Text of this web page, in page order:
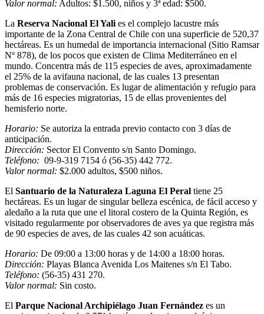
Valor normal: Adultos: $1.500, niños y 3ª edad: $500.
La Reserva Nacional El Yali es el complejo lacustre más
importante de la Zona Central de Chile con una superficie de 520,37
hectáreas. Es un humedal de importancia internacional (Sitio Ramsar
Nº 878), de los pocos que existen de Clima Mediterráneo en el
mundo. Concentra más de 115 especies de aves, aproximadamente
el 25% de la avifauna nacional, de las cuales 13 presentan
problemas de conservación. Es lugar de alimentación y refugio para
más de 16 especies migratorias, 15 de ellas provenientes del
hemisferio norte.
Horario: Se autoriza la entrada previo contacto con 3 días de
anticipación.
Dirección: Sector El Convento s/n Santo Domingo.
Teléfono: 09-9-319 7154 ó (56-35) 442 772.
Valor normal: $2.000 adultos, $500 niños.
El Santuario de la Naturaleza Laguna El Peral tiene 25
hectáreas. Es un lugar de singular belleza escénica, de fácil acceso y
aledaño a la ruta que une el litoral costero de la Quinta Región, es
visitado regularmente por observadores de aves ya que registra más
de 90 especies de aves, de las cuales 42 son acuáticas.
Horario: De 09:00 a 13:00 horas y de 14:00 a 18:00 horas.
Dirección: Playas Blanca Avenida Los Maitenes s/n El Tabo.
Teléfono: (56-35) 431 270.
Valor normal: Sin costo.
El Parque Nacional Archipiélago Juan Fernández es un